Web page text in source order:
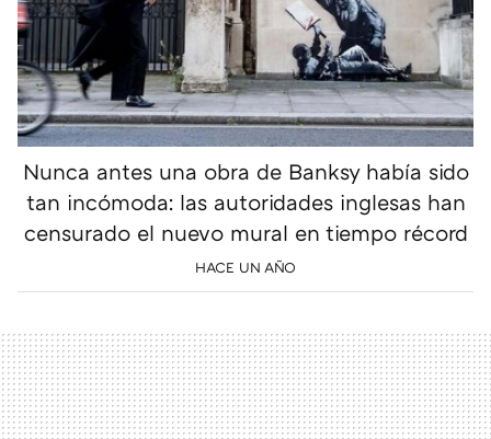
Nunca antes una obra de Banksy había sido
tan incómoda: las autoridades inglesas han
censurado el nuevo mural en tiempo récord
HACE UN AÑO